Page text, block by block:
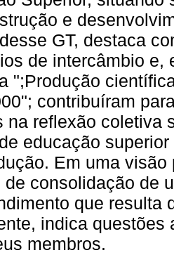
e
GT, destaca
de intercâmbio e,
";Produção
contribuíram
na reflexão coletiva
educação
Em uma
de consolidação de
que resulta
indica
membros.